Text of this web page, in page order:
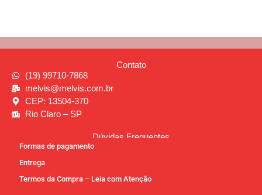
Contato
(19) 99710-7868
melvis@melvis.com.br
CEP: 13504-370
Rio Claro – SP
Dúvidas Frequentes
Formas de pagamento
Entrega
Termos da Compra – Leia com Atenção